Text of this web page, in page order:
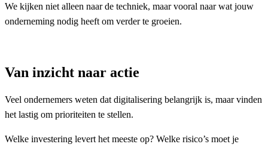
We kijken niet alleen naar de techniek, maar vooral naar wat jouw
onderneming nodig heeft om verder te groeien.
Van inzicht naar actie
Veel ondernemers weten dat digitalisering belangrijk is, maar vinden
het lastig om prioriteiten te stellen.
Welke investering levert het meeste op? Welke risico’s moet je